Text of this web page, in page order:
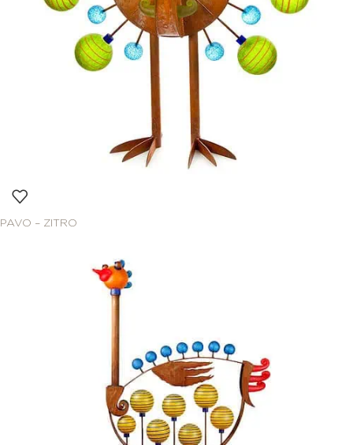
PAVO – ZITRO